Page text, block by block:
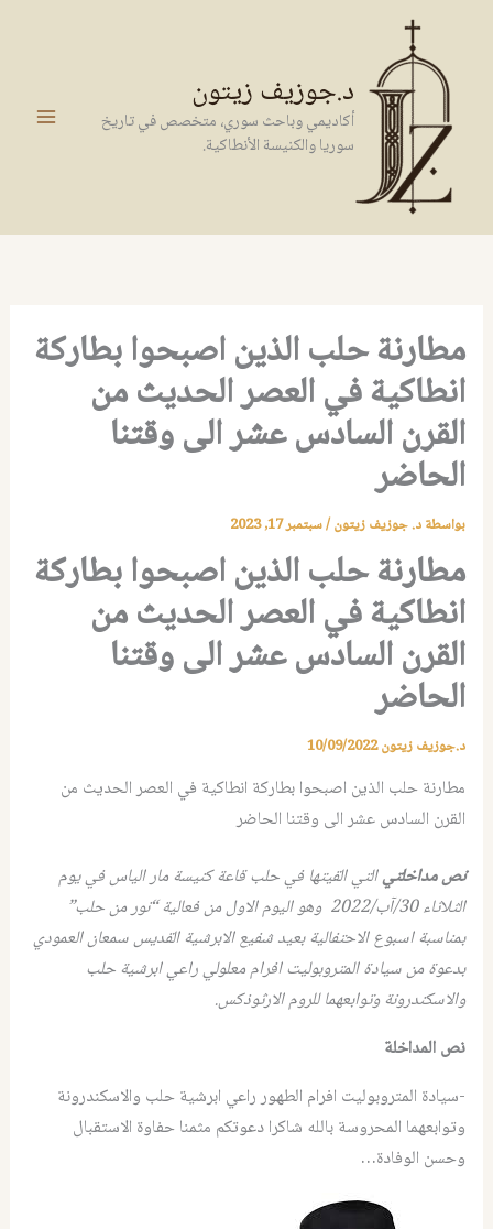
المحتوى
د.جوزيف زيتون
أكاديمي وباحث سوري، متخصص في تاريخ
سوريا والكنيسة الأنطاكية.
مطارنة حلب الذين اصبحوا بطاركة
انطاكية في العصر الحديث من
القرن السادس عشر الى وقتنا
الحاضر
بواسطةد. جوزيف زيتون/سبتمبر 17, 2023
مطارنة حلب الذين اصبحوا بطاركة
انطاكية في العصر الحديث من
القرن السادس عشر الى وقتنا
الحاضر
د.جوزيف زيتون10/09/2022
مطارنة حلب الذين اصبحوا بطاركة انطاكية في العصر الحديث من
القرن السادس عشر الى وقتنا الحاضر
نص مداخلتيالتي القيتها في حلب قاعة كنيسة مار الياس في يوم
الثلاثاء 30/آب/2022 وهو اليوم الاول من فعالية “نور من حلب”
بمناسبة اسبوع الاحتفالية بعيد شفيع الابرشية القديس سمعان العمودي
بدعوة من سيادة المتروبوليت افرام معلولي راعي ابرشية حلب
والاسكندرونة وتوابعهما للروم الارثوذكس.
نص المداخلة
-سيادة المتروبوليت افرام الطهور راعي ابرشية حلب والاسكندرونة
وتوابعهما المحروسة بالله شاكرا دعوتكم مثمنا حفاوة الاستقبال
وحسن الوفادة…